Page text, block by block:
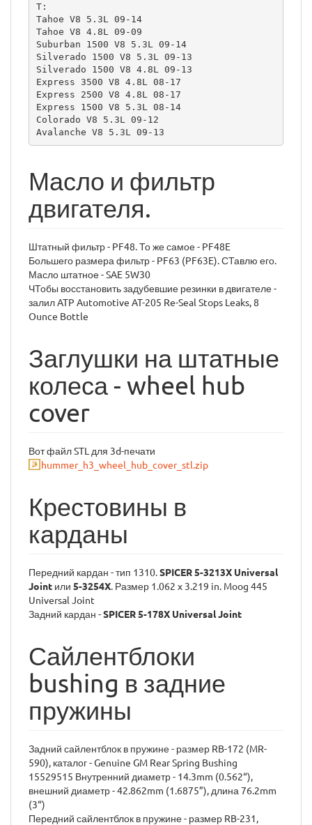
T:
Tahoe V8 5.3L 09-14
Tahoe V8 4.8L 09-09
Suburban 1500 V8 5.3L 09-14
Silverado 1500 V8 5.3L 09-13
Silverado 1500 V8 4.8L 09-13
Express 3500 V8 4.8L 08-17
Express 2500 V8 4.8L 08-17
Express 1500 V8 5.3L 08-14
Colorado V8 5.3L 09-12
Avalanche V8 5.3L 09-13
Масло и фильтр
двигателя.
Штатный фильтр - PF48. То же самое - PF48E
Большего размера фильтр - PF63 (PF63E). СТавлю его.
Масло штатное - SAE 5W30
ЧТобы восстановить задубевшие резинки в двигателе -
залил ATP Automotive AT-205 Re-Seal Stops Leaks, 8
Ounce Bottle
Заглушки на штатные
колеса - wheel hub
cover
Вот файл STL для 3d-печати
hummer_h3_wheel_hub_cover_stl.zip
Крестовины в
карданы
Передний кардан - тип 1310.SPICER 5-3213X Universal
Joint или 5-3254X. Размер 1.062 x 3.219 in. Moog 445
Universal Joint
Задний кардан -SPICER 5-178X Universal Joint
Сайлентблоки
bushing в задние
пружины
Задний сайлентблок в пружине - размер RB-172 (MR-
590), каталог - Genuine GM Rear Spring Bushing
15529515 Внутренний диаметр - 14.3mm (0.562“),
внешний диаметр - 42.862mm (1.6875”), длина 76.2mm
(3“)
Передний сайлентблок в пружине - размер RB-231,